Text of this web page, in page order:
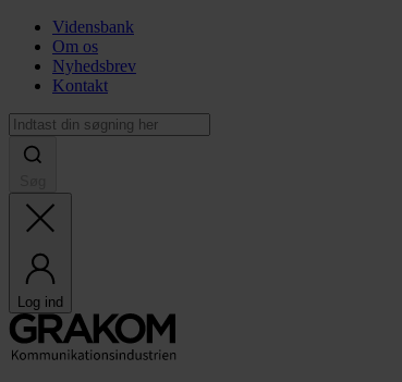
Vidensbank
Om os
Nyhedsbrev
Kontakt
Log ind